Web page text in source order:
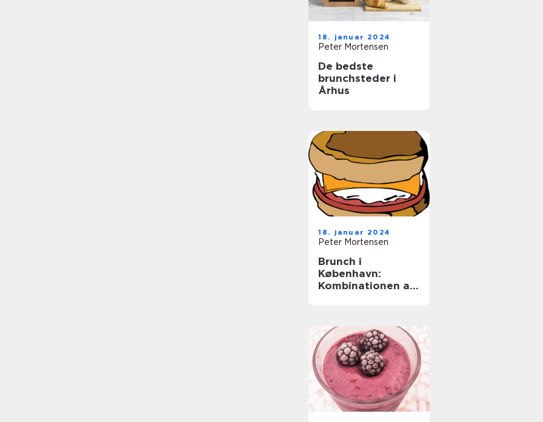
18. januar 2024
Peter Mortensen
De bedste
brunchsteder i
Århus
18. januar 2024
Peter Mortensen
Brunch i
København:
Kombinationen af
begge verdener –
lækkert,
tilfredsstillende
mad uden en
fastlagt spisetid